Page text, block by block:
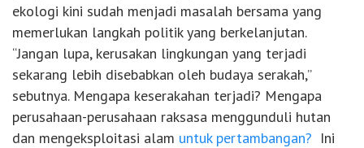
ekologi kini sudah menjadi masalah bersama yang
memerlukan langkah politik yang berkelanjutan.
“Jangan lupa, kerusakan lingkungan yang terjadi
sekarang lebih disebabkan oleh budaya serakah,”
sebutnya. Mengapa keserakahan terjadi? Mengapa
perusahaan-perusahaan raksasa menggunduli hutan
dan mengeksploitasi alam untuk pertambangan? Ini